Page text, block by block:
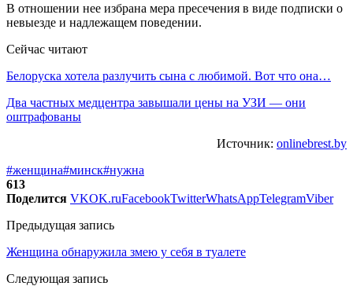
В отношении нее избрана мера пресечения в виде подписки о
невыезде и надлежащем поведении.
Сейчас читают
Белоруска хотела разлучить сына с любимой. Вот что она…
Два частных медцентра завышали цены на УЗИ — они
оштрафованы
Источник: onlinebrest.by
#женщина#минск#нужна
613
Поделится VKOK.ruFacebookTwitterWhatsAppTelegramViber
Предыдущая запись
Женщина обнаружила змею у себя в туалете
Следующая запись